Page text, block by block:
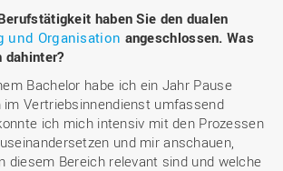
haben Sie den dualen
und Organisation angeschlossen. Was
dahinter?
Bachelor habe ich ein Jahr Pause
Vertriebsinnendienst umfassend
ich mich intensiv mit den Prozessen
und mir anschauen,
diesem Bereich relevant sind und welche